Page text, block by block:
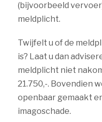
(bijvoorbeeld
meldplicht.
Twijfelt u of de
is? Laat u dan
meldplicht niet
21.750,-. Bovendien
openbaar gemaakt
imagoschade.